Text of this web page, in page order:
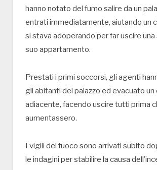
hanno notato del fumo salire da un
entrati immediatamente, aiutando un
si stava adoperando per far uscire una
suo appartamento.
Prestati i primi soccorsi, gli agenti
gli abitanti del palazzo ed evacuato un
adiacente, facendo uscire tutti prima
aumentassero.
I vigili del fuoco sono arrivati subito
le indagini per stabilire la causa